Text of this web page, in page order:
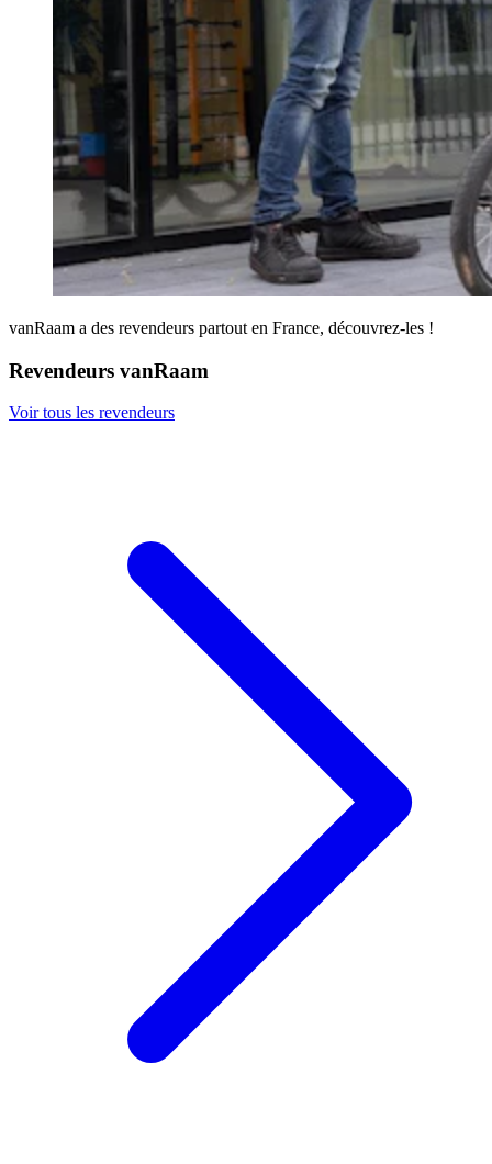
vanRaam a des revendeurs partout en France, découvrez-les !
Revendeurs vanRaam
Voir tous les revendeurs